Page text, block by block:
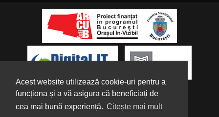
Acest website utilizează cookie-uri pentru a
funcționa și a vă asigura că beneficiați de
cea mai bună experiență. Citește mai mult